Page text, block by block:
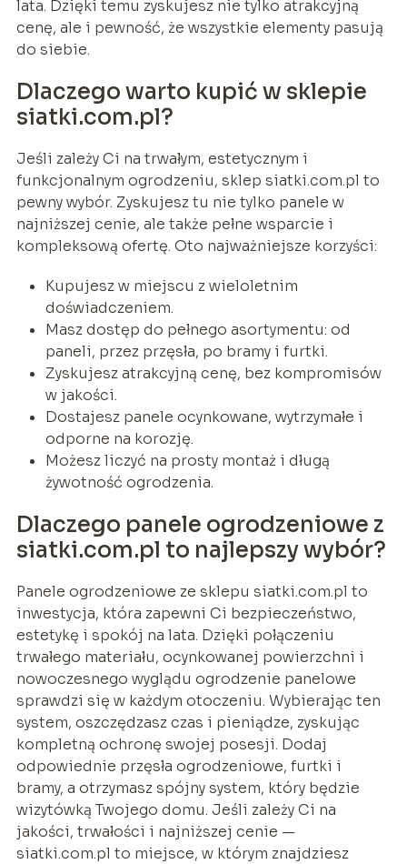
lata. Dzięki temu zyskujesz nie tylko atrakcyjną
cenę, ale i pewność, że wszystkie elementy pasują
do siebie.
Dlaczego warto kupić w sklepie
siatki.com.pl?
Jeśli zależy Ci na trwałym, estetycznym i
funkcjonalnym ogrodzeniu, sklep siatki.com.pl to
pewny wybór. Zyskujesz tu nie tylko panele w
najniższej cenie, ale także pełne wsparcie i
kompleksową ofertę. Oto najważniejsze korzyści:
Kupujesz w miejscu z wieloletnim
doświadczeniem.
Masz dostęp do pełnego asortymentu: od
paneli, przez przęsła, po bramy i furtki.
Zyskujesz atrakcyjną cenę, bez kompromisów
w jakości.
Dostajesz panele ocynkowane, wytrzymałe i
odporne na korozję.
Możesz liczyć na prosty montaż i długą
żywotność ogrodzenia.
Dlaczego panele ogrodzeniowe z
siatki.com.pl to najlepszy wybór?
Panele ogrodzeniowe ze sklepu siatki.com.pl to
inwestycja, która zapewni Ci bezpieczeństwo,
estetykę i spokój na lata. Dzięki połączeniu
trwałego materiału, ocynkowanej powierzchni i
nowoczesnego wyglądu ogrodzenie panelowe
sprawdzi się w każdym otoczeniu. Wybierając ten
system, oszczędzasz czas i pieniądze, zyskując
kompletną ochronę swojej posesji. Dodaj
odpowiednie przęsła ogrodzeniowe, furtki i
bramy, a otrzymasz spójny system, który będzie
wizytówką Twojego domu. Jeśli zależy Ci na
jakości, trwałości i najniższej cenie —
siatki.com.pl to miejsce, w którym znajdziesz